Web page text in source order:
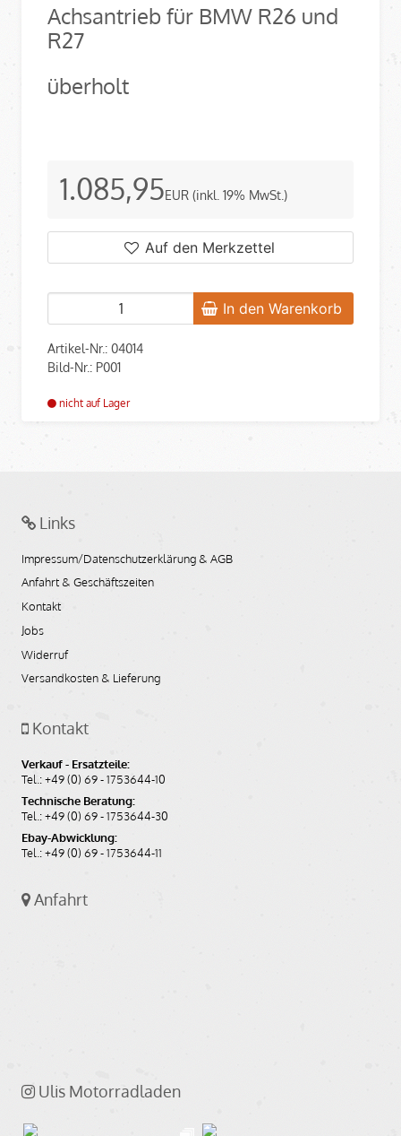
Achsantrieb für BMW R26 und
R27
überholt
1.085,95EUR (inkl. 19% MwSt.)
Auf den Merkzettel
In den Warenkorb
Artikel-Nr.: 04014
Bild-Nr.: P001
nicht auf Lager
Links
Impressum/Datenschutzerklärung & AGB
Anfahrt & Geschäftszeiten
Kontakt
Jobs
Widerruf
Versandkosten & Lieferung
Kontakt
Verkauf - Ersatzteile:
Tel.: +49 (0) 69 - 1753644-10
Technische Beratung:
Tel.: +49 (0) 69 - 1753644-30
Ebay-Abwicklung:
Tel.: +49 (0) 69 - 1753644-11
Anfahrt
Ulis Motorradladen